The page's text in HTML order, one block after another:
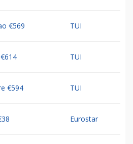
€569 TUI
TUI
€594 TUI
Eurostar